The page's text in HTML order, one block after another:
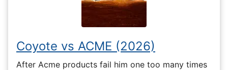
Coyote vs ACME (2026)
After Acme products fail him one too many times